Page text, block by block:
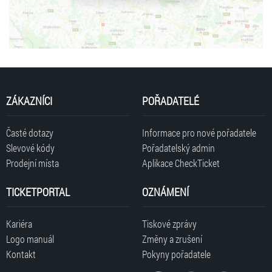
ZÁKAZNÍCI
Časté dotazy
Slevové kódy
Prodejní místa
POŘADATELÉ
Informace pro nové pořadatele
Pořadatelský admin
Aplikace CheckTicket
TICKETPORTAL
Kariéra
Logo manuál
Kontakt
OZNÁMENÍ
Tiskové zprávy
Změny a zrušení
Pokyny pořadatele